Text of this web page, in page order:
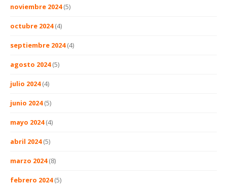
noviembre 2024(5)
octubre 2024(4)
septiembre 2024(4)
agosto 2024(5)
julio 2024(4)
junio 2024(5)
mayo 2024(4)
abril 2024(5)
marzo 2024(8)
febrero 2024(5)